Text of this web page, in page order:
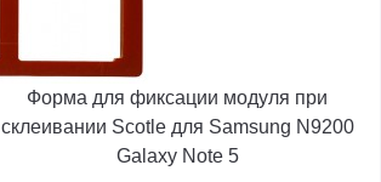
Форма для фиксации модуля при
склеивании Scotle для Samsung N9200
Galaxy Note 5